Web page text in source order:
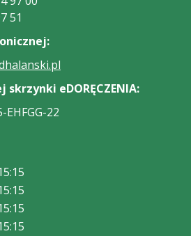
51
eDORĘCZENIA:
EHFGG-22